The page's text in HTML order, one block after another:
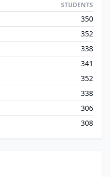
STUDENTS
350
352
338
341
352
338
306
308